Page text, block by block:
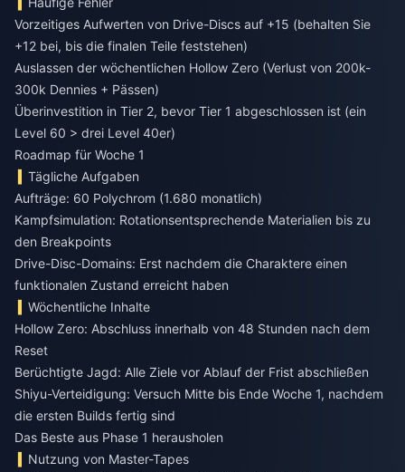
Vorzeitiges Aufwerten von Drive-Discs auf +15 (behalten Sie
+12 bei, bis die finalen Teile feststehen)
Auslassen der wöchentlichen Hollow Zero (Verlust von 200k-
300k Dennies + Pässen)
Überinvestition in Tier 2, bevor Tier 1 abgeschlossen ist (ein
Level 60 > drei Level 40er)
Roadmap für Woche 1
Tägliche Aufgaben
Aufträge: 60 Polychrom (1.680 monatlich)
Kampfsimulation: Rotationsentsprechende Materialien bis zu
den Breakpoints
Drive-Disc-Domains: Erst nachdem die Charaktere einen
funktionalen Zustand erreicht haben
Wöchentliche Inhalte
Hollow Zero: Abschluss innerhalb von 48 Stunden nach dem
Reset
Berüchtigte Jagd: Alle Ziele vor Ablauf der Frist abschließen
Shiyu-Verteidigung: Versuch Mitte bis Ende Woche 1, nachdem
die ersten Builds fertig sind
Das Beste aus Phase 1 herausholen
Nutzung von Master-Tapes